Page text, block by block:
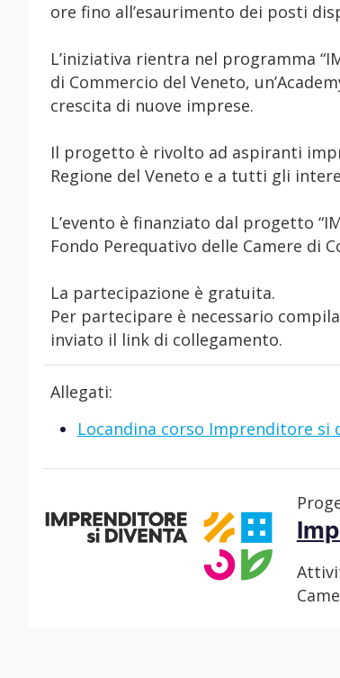
ore fino all’esaurimento dei posti
L’iniziativa rientra nel programma
di Commercio del Veneto,
crescita di nuove imprese.
Il progetto è rivolto ad aspiranti
Regione del Veneto e a tutti gli
L’evento è finanziato dal progetto
Fondo Perequativo delle Camere di
La partecipazione è gratuita.
Per partecipare è necessario
inviato il link di collegamento.
Allegati:
Locandina corso Imprenditore si